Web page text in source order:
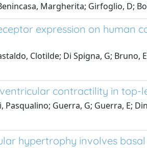
Margherita; Girfoglio, D;
expression on human
Clotilde; Di Spigna, G; Bruno,
contractility in top-
Guerra, G; Guerra, E;
hypertrophy involves